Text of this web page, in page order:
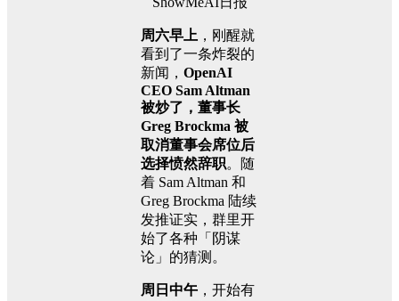
周六早上 ，刚醒就
看到了一条炸裂的
新闻， OpenAI
CEO Sam Altman
被炒了，董事长
Greg Brockma 被
取消董事会席位后
选择愤然辞职。随
着 Sam Altman 和
Greg Brockma 陆续
发推证实，群里开
始了各种「阴谋
论」的猜测。
周日中午 ，开始有